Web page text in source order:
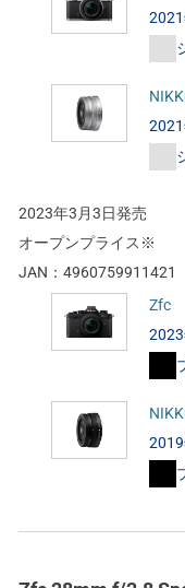
2023年3月3日発売
オープンプライス※
JAN： 4960759911421
Zfc